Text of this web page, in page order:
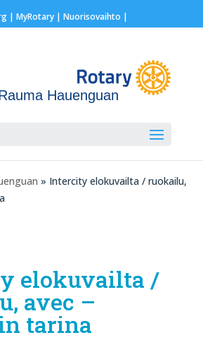
| MyRotary | Nuorisovaihto |
Hauenguan
» Intercity elokuvailta / ruokailu,
elokuvailta /
avec –
tarina